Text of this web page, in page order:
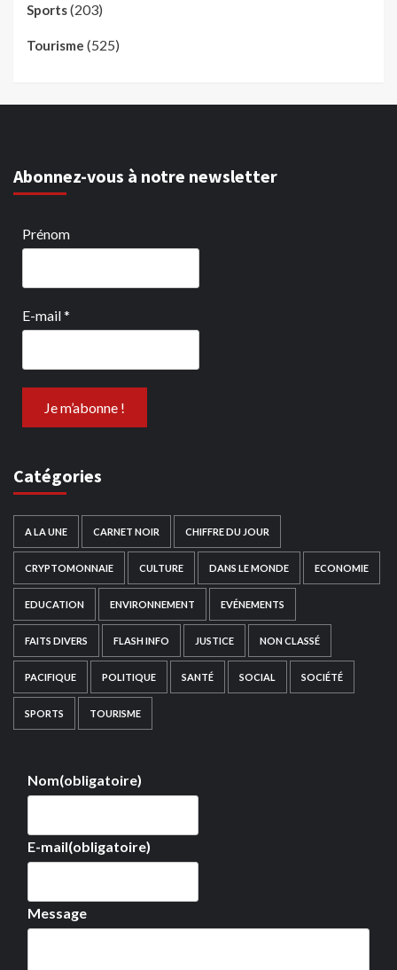
Sports(203)
Tourisme (525)
Abonnez-vous à notre newsletter
Prénom
E-mail*
Catégories
A LA UNE CARNET NOIR CHIFFRE DU JOUR
CRYPTOMONNAIE CULTURE DANS LE MONDE ECONOMIE
EDUCATION ENVIRONNEMENT EVÉNEMENTS
FAITS DIVERS FLASH INFO JUSTICE NON CLASSÉ
PACIFIQUE POLITIQUE SANTÉ SOCIAL SOCIÉTÉ
SPORTS TOURISME
Nom(obligatoire)
E-mail(obligatoire)
Message